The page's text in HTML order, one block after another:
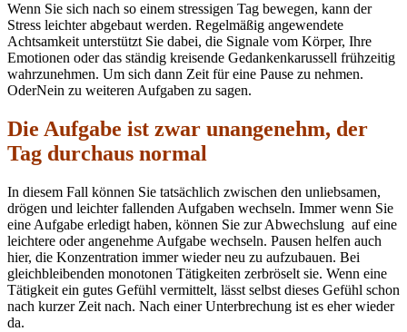
Wenn Sie sich nach so einem stressigen Tag bewegen, kann der
Stress leichter abgebaut werden. Regelmäßig angewendete
Achtsamkeit unterstützt Sie dabei, die Signale vom Körper, Ihre
Emotionen oder das ständig kreisende Gedankenkarussell frühzeitig
wahrzunehmen. Um sich dann Zeit für eine Pause zu nehmen.
OderNein zu weiteren Aufgaben zu sagen.
Die Aufgabe ist zwar unangenehm, der
Tag durchaus normal
In diesem Fall können Sie tatsächlich zwischen den unliebsamen,
drögen und leichter fallenden Aufgaben wechseln. Immer wenn Sie
eine Aufgabe erledigt haben, können Sie zur Abwechslung auf eine
leichtere oder angenehme Aufgabe wechseln. Pausen helfen auch
hier, die Konzentration immer wieder neu zu aufzubauen. Bei
gleichbleibenden monotonen Tätigkeiten zerbröselt sie. Wenn eine
Tätigkeit ein gutes Gefühl vermittelt, lässt selbst dieses Gefühl schon
nach kurzer Zeit nach. Nach einer Unterbrechung ist es eher wieder
da.